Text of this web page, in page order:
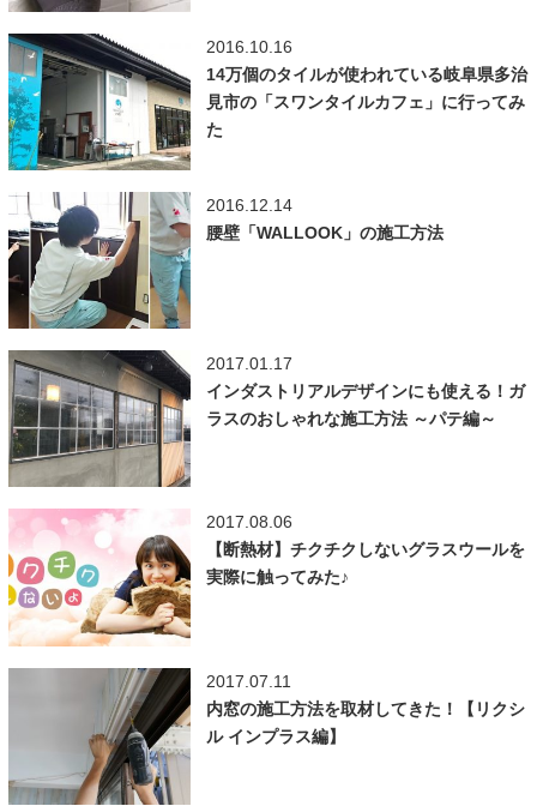
2016.10.16
14万個のタイルが使われている岐阜県多治
見市の「スワンタイルカフェ」に行ってみ
た
2016.12.14
腰壁「WALLOOK」の施工方法
2017.01.17
インダストリアルデザインにも使える！ガ
ラスのおしゃれな施工方法 ～パテ編～
2017.08.06
【断熱材】チクチクしないグラスウールを
実際に触ってみた♪
2017.07.11
内窓の施工方法を取材してきた！【リクシ
ル インプラス編】